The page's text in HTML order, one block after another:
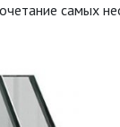
самых